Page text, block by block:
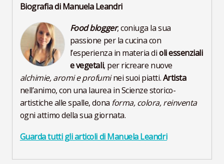
Biografia di Manuela Leandri
Food blogger, coniuga la sua
passione per la cucina con
l’esperienza in materia dioli essenziali
e vegetali, per ricreare nuove
alchimie, aromi e profuminei suoi piatti.Artista
nell’animo, con una laurea in Scienze storico-
artistiche alle spalle, dona forma, colora, reinventa
ogni attimo della sua giornata.
Guarda tutti gli articoli di Manuela Leandri